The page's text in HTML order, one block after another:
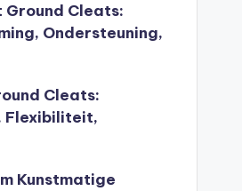
Ground Cleats:
Ondersteuning,
Cleats:
Flexibiliteit,
Kunstmatige